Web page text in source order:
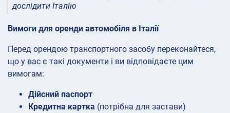
дослідити Італію
Вимоги для оренди автомобіля в Італії
Перед орендою транспортного засобу переконайтеся,
що у вас є такі документи і ви відповідаєте цим
вимогам:
Дійсний паспорт
Кредитна картка (потрібна для застави)